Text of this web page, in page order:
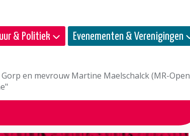
& Politiek Evenementen & Verenigingen
en mevrouw Martine Maelschalck (MR-Open